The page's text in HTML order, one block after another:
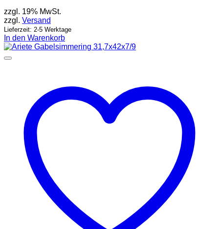
zzgl. 19% MwSt.
zzgl. Versand
Lieferzeit: 2-5 Werktage
In den Warenkorb